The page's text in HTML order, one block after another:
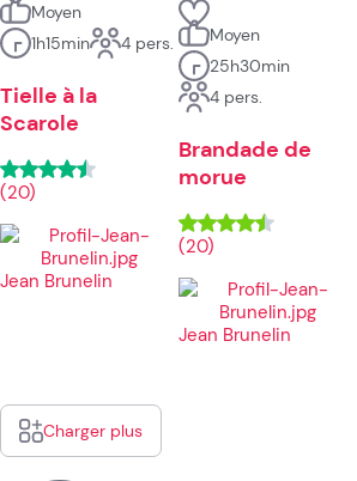
Moyen
1h15min
4 pers.
Tielle à la
Scarole
(20)
Jean Brunelin
Moyen
25h30min
4 pers.
Brandade de
morue
(20)
Jean Brunelin
Charger plus